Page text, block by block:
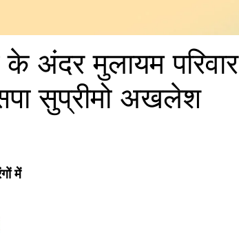
अंदर मुलायम परिवार
सुप्रीमो अखलेश
में